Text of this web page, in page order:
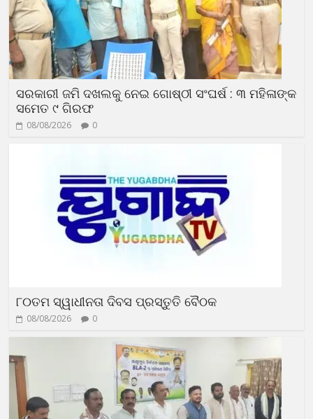
ସରକାରୀ ଜମି ଦଖଲକୁ ନେଇ ଗୋଷ୍ଠୀ ସଂଘର୍ଷ : ୩ ମହିଳାଙ୍କ
ସମେତ ୯ ଗିରଫ
08/08/2026 0
୮୦ତମ ସ୍ୱାଧୀନତା ଦିବସ ପ୍ରସ୍ତୁତି ବୈଠକ
08/08/2026 0